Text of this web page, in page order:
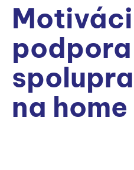
podpora
na